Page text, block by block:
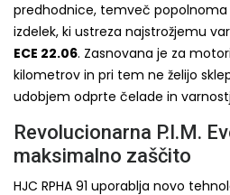
predhodnice, temveč popolnoma
izdelek, ki ustreza najstrožjemu
ECE 22.06. Zasnovana je za
kilometrov in pri tem ne želijo
udobjem odprte čelade in
Revolucionarna P.I.M.
maksimalno zaščito
HJC RPHA 91 uporablja novo